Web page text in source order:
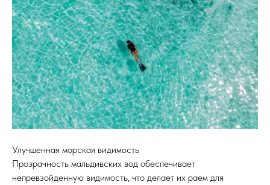
Улучшенная морская видимость
Прозрачность мальдивских вод обеспечивает
непревзойденную видимость, что делает их раем для